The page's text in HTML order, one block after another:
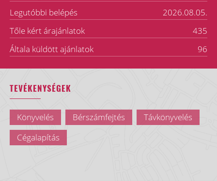
Legutóbbi belépés
2026.08.05.
Tőle kért árajánlatok
435
Általa küldött ajánlatok
96
TEVÉKENYSÉGEK
Könyvelés Bérszámfejtés
Távkönyvelés
Cégalapítás